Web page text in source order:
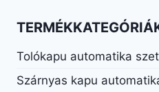
Tolókapu automatika
Szárnyas kapu